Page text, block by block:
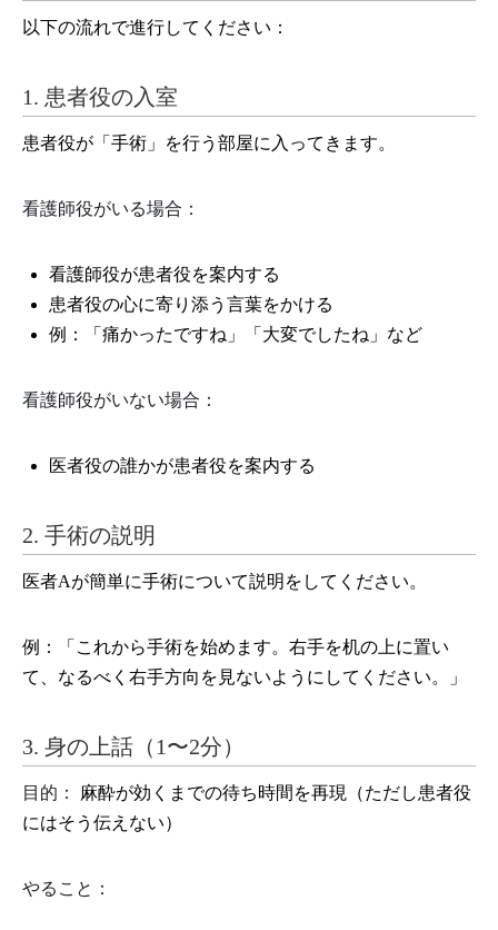
以下の流れで進行してください：
1. 患者役の入室
患者役が「手術」を行う部屋に入ってきます。
看護師役がいる場合：
看護師役が患者役を案内する
患者役の心に寄り添う言葉をかける
例：「痛かったですね」「大変でしたね」など
看護師役がいない場合：
医者役の誰かが患者役を案内する
2. 手術の説明
医者Aが簡単に手術について説明をしてください。
例：「これから手術を始めます。右手を机の上に置い
て、なるべく右手方向を見ないようにしてください。」
3. 身の上話（1〜2分）
目的：
麻酔が効くまでの待ち時間を再現（ただし患者役
にはそう伝えない）
やること：